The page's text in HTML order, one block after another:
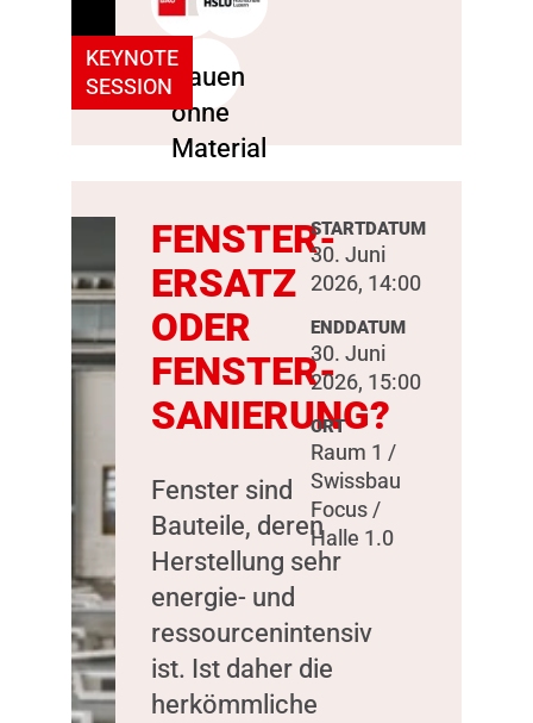
KEYNOTE
SESSION
FENSTER-
ERSATZ
ODER
FENSTER-
SANIERUNG?
Fenster sind
Bauteile, deren
Herstellung sehr
energie- und
ressourcenintensiv
ist. Ist daher die
herkömmliche
STARTDATUM
30. Juni
2026, 14:00
ENDDATUM
30. Juni
2026, 15:00
ORT
Raum 1 /
Swissbau
Focus /
Halle 1.0